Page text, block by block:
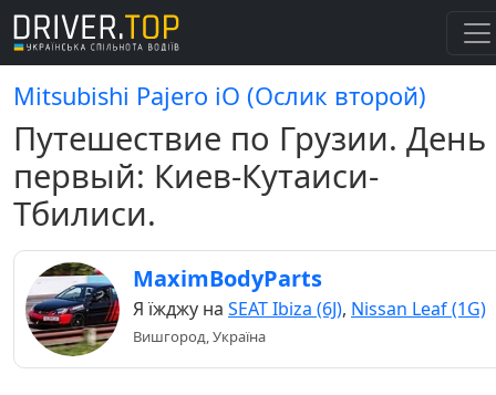
Mitsubishi Pajero iO (Ослик второй)
Путешествие по Грузии. День
первый: Киев-Кутаиси-
Тбилиси.
MaximBodyParts
Я їжджу на SEAT Ibiza (6J), Nissan Leaf (1G)
Вишгород, Україна